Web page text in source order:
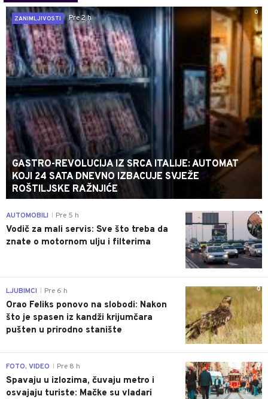
0
ZANIMLJIVOSTI
Pre 2 h
GASTRO-REVOLUCIJA IZ SRCA ITALIJE: AUTOMAT
KOJI 24 SATA DNEVNO IZBACUJE SVJEŽE
ROŠTILJSKE RAŽNJIĆE
0
AUTOMOBILI Pre 5 h
Vodič za mali servis: Sve što treba da
znate o motornom ulju i filterima
0
LJUBIMCI Pre 6 h
Orao Feliks ponovo na slobodi: Nakon
što je spasen iz kandži krijumčara
pušten u prirodno stanište
0
FOTO, VIDEO Pre 8 h
Spavaju u izlozima, čuvaju metro i
osvajaju turiste: Mačke su vladari